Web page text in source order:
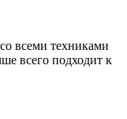
всеми техниками
всего подходит к